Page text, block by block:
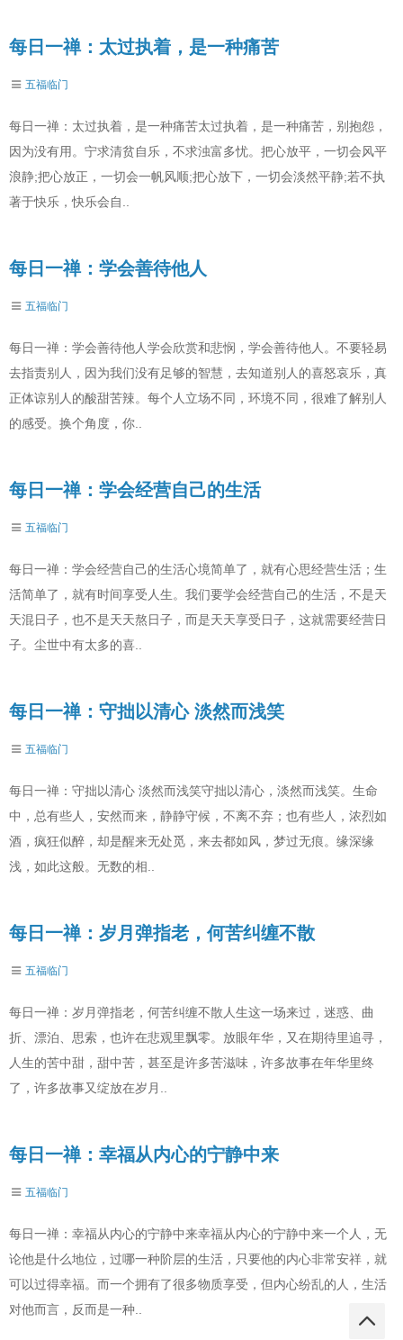
每日一禅：太过执着，是一种痛苦
五福临门
每日一禅：太过执着，是一种痛苦太过执着，是一种痛苦，别抱怨，
因为没有用。宁求清贫自乐，不求浊富多忧。把心放平，一切会风平
浪静;把心放正，一切会一帆风顺;把心放下，一切会淡然平静;若不执
著于快乐，快乐会自..
每日一禅：学会善待他人
五福临门
每日一禅：学会善待他人学会欣赏和悲悯，学会善待他人。不要轻易
去指责别人，因为我们没有足够的智慧，去知道别人的喜怒哀乐，真
正体谅别人的酸甜苦辣。每个人立场不同，环境不同，很难了解别人
的感受。换个角度，你..
每日一禅：学会经营自己的生活
五福临门
每日一禅：学会经营自己的生活心境简单了，就有心思经营生活；生
活简单了，就有时间享受人生。我们要学会经营自己的生活，不是天
天混日子，也不是天天熬日子，而是天天享受日子，这就需要经营日
子。尘世中有太多的喜..
每日一禅：守拙以清心 淡然而浅笑
五福临门
每日一禅：守拙以清心 淡然而浅笑守拙以清心，淡然而浅笑。生命
中，总有些人，安然而来，静静守候，不离不弃；也有些人，浓烈如
酒，疯狂似醉，却是醒来无处觅，来去都如风，梦过无痕。缘深缘
浅，如此这般。无数的相..
每日一禅：岁月弹指老，何苦纠缠不散
五福临门
每日一禅：岁月弹指老，何苦纠缠不散人生这一场来过，迷惑、曲
折、漂泊、思索，也许在悲观里飘零。放眼年华，又在期待里追寻，
人生的苦中甜，甜中苦，甚至是许多苦滋味，许多故事在年华里终
了，许多故事又绽放在岁月..
每日一禅：幸福从内心的宁静中来
五福临门
每日一禅：幸福从内心的宁静中来幸福从内心的宁静中来一个人，无
论他是什么地位，过哪一种阶层的生活，只要他的内心非常安祥，就
可以过得幸福。而一个拥有了很多物质享受，但内心纷乱的人，生活
对他而言，反而是一种..